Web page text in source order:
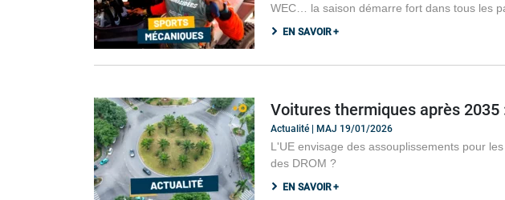
WEC… la saison démarre fort dans tous les
EN SAVOIR +
Voitures thermiques après 2035
Actualité | MAJ 19/01/2026
L'UE envisage des assouplissements pour
des DROM ?
EN SAVOIR +